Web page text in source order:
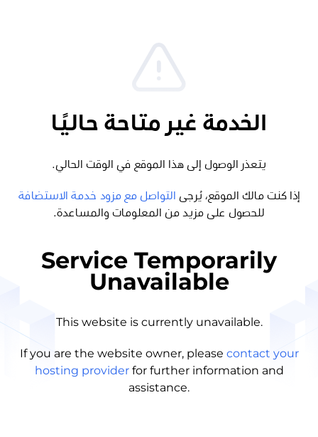
الخدمة غير متاحة حاليًا
يتعذر الوصول إلى هذا الموقع في الوقت الحالي.
إذا كنت مالك الموقع، يُرجى
التواصل مع مزود خدمة الاستضافة
للحصول على مزيد من المعلومات والمساعدة.
Service Temporarily
Unavailable
This website is currently unavailable.
If you are the website owner, please contact your
hosting provider for further information and
assistance.